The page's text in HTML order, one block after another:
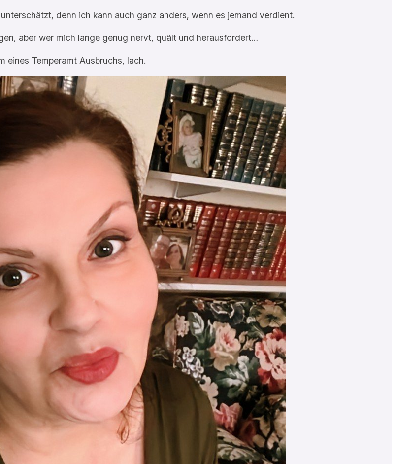
denn ich kann auch ganz anders, wenn es jemand verdient.
aber wer mich lange genug nervt, quält und herausfordert…
eines Temperamt Ausbruchs, lach.